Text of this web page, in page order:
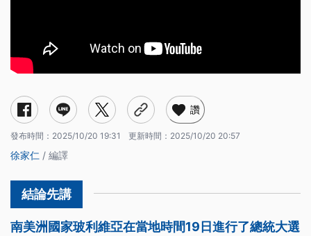
讚
發布時間： 2025/10/20 19:31 更新時間： 2025/10/20 20:57
徐家仁 / 編譯
南美洲國家玻利維亞在當地時間19日進行了總統大選